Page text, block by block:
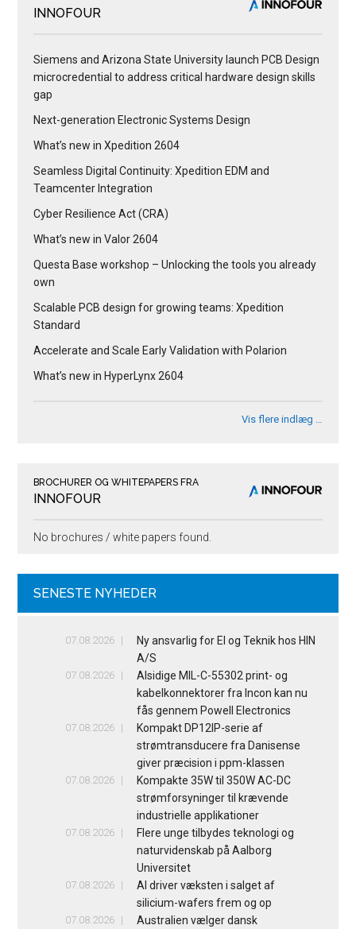
INNOFOUR
Siemens and Arizona State University launch PCB Design
microcredential to address critical hardware design skills
gap
Next-generation Electronic Systems Design
What’s new in Xpedition 2604
Seamless Digital Continuity: Xpedition EDM and
Teamcenter Integration
Cyber Resilience Act (CRA)
What’s new in Valor 2604
Questa Base workshop – Unlocking the tools you already
own
Scalable PCB design for growing teams: Xpedition
Standard
Accelerate and Scale Early Validation with Polarion
What’s new in HyperLynx 2604
Vis flere indlæg …
BROCHURER OG WHITEPAPERS FRA
INNOFOUR
No brochures / white papers found.
SENESTE NYHEDER
07.08.2026
Ny ansvarlig for El og Teknik hos HIN
A/S
07.08.2026
Alsidige MIL-C-55302 print- og
kabelkonnektorer fra Incon kan nu
fås gennem Powell Electronics
07.08.2026
Kompakt DP12IP-serie af
strømtransducere fra Danisense
giver præcision i ppm-klassen
07.08.2026
Kompakte 35W til 350W AC-DC
strømforsyninger til krævende
industrielle applikationer
07.08.2026
Flere unge tilbydes teknologi og
naturvidenskab på Aalborg
Universitet
07.08.2026
AI driver væksten i salget af
silicium-wafers frem og op
07.08.2026
Australien vælger dansk